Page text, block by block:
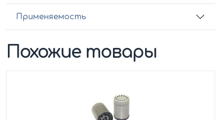
Применяемость
Похожие товары